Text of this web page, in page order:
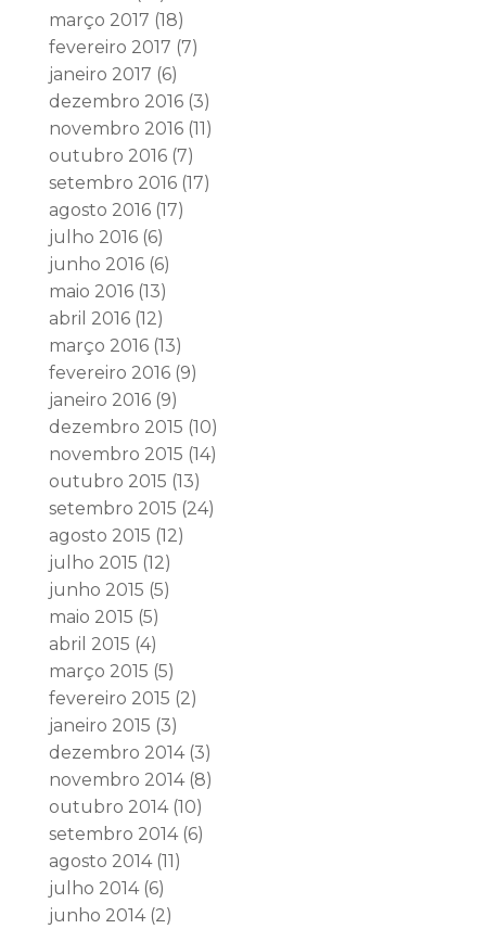
março 2017 (18)
fevereiro 2017 (7)
janeiro 2017 (6)
dezembro 2016(3)
novembro 2016(11)
outubro 2016(7)
setembro 2016(17)
agosto 2016(17)
julho 2016(6)
junho 2016(6)
maio 2016(13)
abril 2016(12)
março 2016(13)
fevereiro 2016(9)
janeiro 2016(9)
dezembro 2015 (10)
novembro 2015 (14)
outubro 2015 (13)
setembro 2015 (24)
agosto 2015 (12)
julho 2015 (12)
junho 2015 (5)
maio 2015 (5)
abril 2015 (4)
março 2015 (5)
fevereiro 2015 (2)
janeiro 2015 (3)
dezembro 2014(3)
novembro 2014(8)
outubro 2014(10)
setembro 2014(6)
agosto 2014(11)
julho 2014(6)
junho 2014(2)